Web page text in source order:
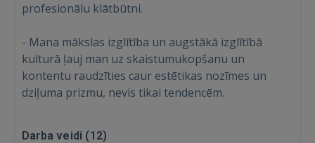
IENĀKT
profesionālu klātbūtni.
- Mana mākslas izglītība un augstākā izglītībā
kulturā ļauj man uz skaistumukopšanu un
kontentu raudzīties caur estētikas nozīmes un
dziļuma prizmu, nevis tikai tendencēm.
Darba veidi (12)